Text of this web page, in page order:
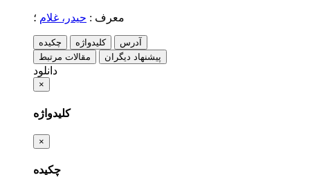
معرف : حیدر، غلام ؛
چکیده کلیدواژه
آدرس
مقالات مرتبط
پیشنهاد دیگران
دانلود
×
کلیدواژه
×
چکیده